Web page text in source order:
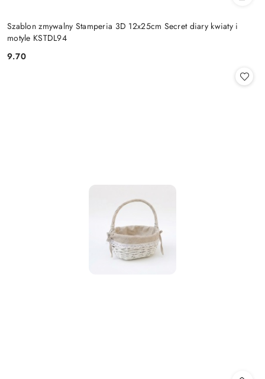
Szablon zmywalny Stamperia 3D 12x25cm Secret diary kwiaty i
motyle KSTDL94
Cena:
9.70